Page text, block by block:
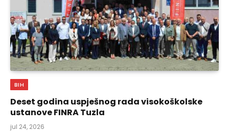
BIH
Deset godina uspješnog rada visokoškolske
ustanove FINRA Tuzla
jul 24, 2026